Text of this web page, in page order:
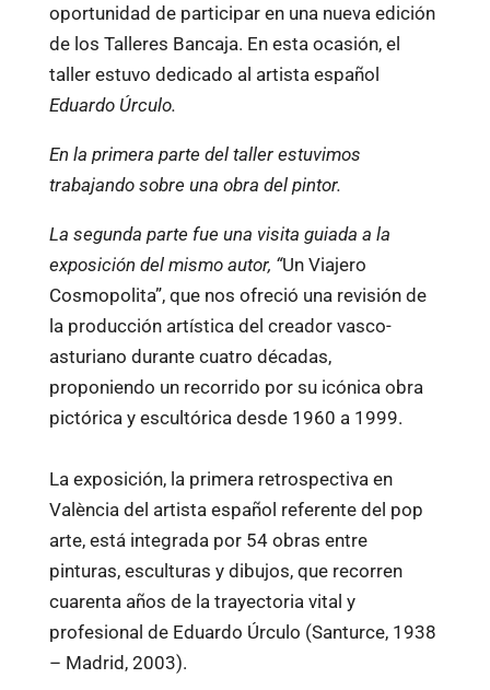
oportunidad de participar en una nueva edición
de los Talleres Bancaja. En esta ocasión, el
taller estuvo dedicado al artista español
Eduardo Úrculo.
En la primera parte del taller estuvimos
trabajando sobre una obra del pintor.
La segunda parte fue una visita guiada a la
exposición del mismo autor, “Un Viajero
Cosmopolita”, que nos ofreció una revisión de
la producción artística del creador vasco-
asturiano durante cuatro décadas,
proponiendo un recorrido por su icónica obra
pictórica y escultórica desde 1960 a 1999.
La exposición, la primera retrospectiva en
València del artista español referente del pop
arte, está integrada por 54 obras entre
pinturas, esculturas y dibujos, que recorren
cuarenta años de la trayectoria vital y
profesional de Eduardo Úrculo (Santurce, 1938
– Madrid, 2003).